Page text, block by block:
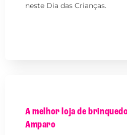
neste Dia das Crianças.
A melhor loja de
Amparo